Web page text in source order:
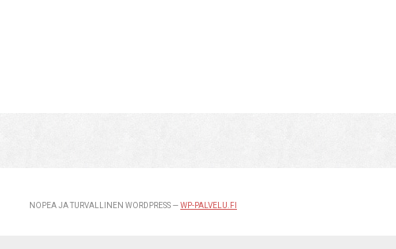
NOPEA JA TURVALLINEN WORDPRESS — WP-PALVELU.FI